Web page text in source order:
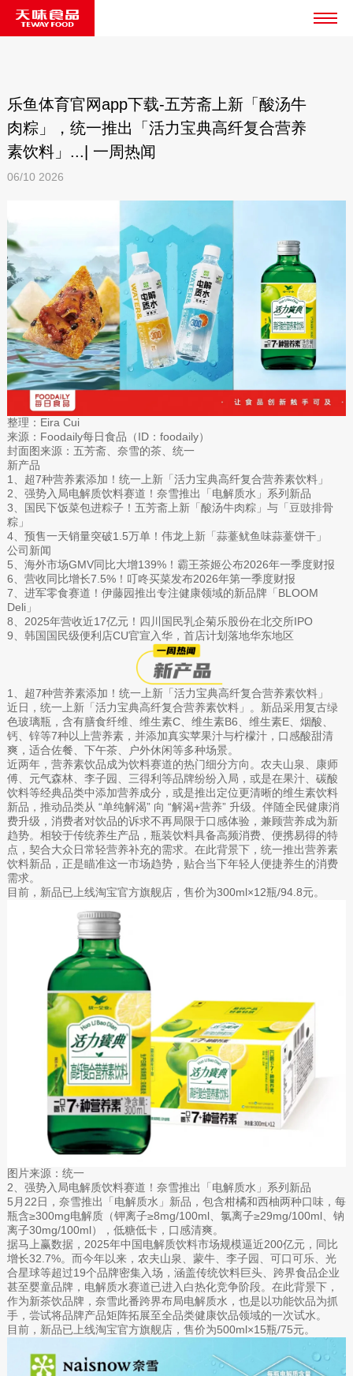
乐鱼体育官网app下载-五芳斋上新「酸汤牛
肉粽」，统一推出「活力宝典高纤复合营养
素饮料」...| 一周热闻
06/10 2026
整理：Eira Cui
来源：Foodaily每日食品（ID：foodaily）
封面图来源：五芳斋、奈雪的茶、统一
新产品
1、超7种营养素添加！统一上新「活力宝典高纤复合营养素饮料」
2、强势入局电解质饮料赛道！奈雪推出「电解质水」系列新品
3、国民下饭菜包进粽子！五芳斋上新「酸汤牛肉粽」与「豆豉排骨
粽」
4、预售一天销量突破1.5万单！伟龙上新「蒜薹鱿鱼味蒜薹饼干」
公司新闻
5、海外市场GMV同比大增139%！霸王茶姬公布2026年一季度财报
6、营收同比增长7.5%！叮咚买菜发布2026年第一季度财报
7、进军零食赛道！伊藤园推出专注健康领域的新品牌「BLOOM
Deli」
8、2025年营收近17亿元！四川国民乳企菊乐股份在北交所IPO
9、韩国国民级便利店CU官宣入华，首店计划落地华东地区
1、超7种营养素添加！统一上新「活力宝典高纤复合营养素饮料」
近日，统一上新「活力宝典高纤复合营养素饮料」。新品采用复古绿
色玻璃瓶，含有膳食纤维、维生素C、维生素B6、维生素E、烟酸、
钙、锌等7种以上营养素，并添加真实苹果汁与柠檬汁，口感酸甜清
爽，适合佐餐、下午茶、户外休闲等多种场景。
近两年，营养素饮品成为饮料赛道的热门细分方向。农夫山泉、康师
傅、元气森林、李子园、三得利等品牌纷纷入局，或是在果汁、碳酸
饮料等经典品类中添加营养成分，或是推出定位更清晰的维生素饮料
新品，推动品类从 “单纯解渴” 向 “解渴+营养” 升级。伴随全民健康消
费升级，消费者对饮品的诉求不再局限于口感体验，兼顾营养成为新
趋势。相较于传统养生产品，瓶装饮料具备高频消费、便携易得的特
点，契合大众日常轻营养补充的需求。在此背景下，统一推出营养素
饮料新品，正是瞄准这一市场趋势，贴合当下年轻人便捷养生的消费
需求。
目前，新品已上线淘宝官方旗舰店，售价为300ml×12瓶/94.8元。
图片来源：统一
2、强势入局电解质饮料赛道！奈雪推出「电解质水」系列新品
5月22日，奈雪推出「电解质水」新品，包含柑橘和西柚两种口味，每
瓶含≥300mg电解质（钾离子≥8mg/100ml、氯离子≥29mg/100ml、钠
离子30mg/100ml），低糖低卡，口感清爽。
据马上赢数据，2025年中国电解质饮料市场规模逼近200亿元，同比
增长32.7%。而今年以来，农夫山泉、蒙牛、李子园、可口可乐、光
合星球等超过19个品牌密集入场，涵盖传统饮料巨头、跨界食品企业
甚至婴童品牌，电解质水赛道已进入白热化竞争阶段。在此背景下，
作为新茶饮品牌，奈雪此番跨界布局电解质水，也是以功能饮品为抓
手，尝试将品牌产品矩阵拓展至全品类健康饮品领域的一次试水。
目前，新品已上线淘宝官方旗舰店，售价为500ml×15瓶/75元。